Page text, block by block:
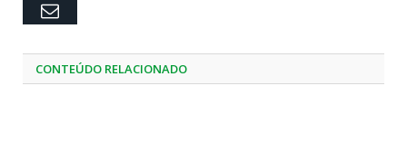
Email
CONTEÚDO RELACIONADO